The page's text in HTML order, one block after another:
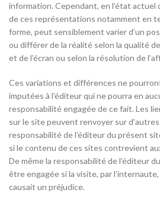
information. Cependant, en l’état actuel
de ces représentations notamment en
forme, peut sensiblement varier d’un
ou différer de la réalité selon la qualité
et de l’écran ou selon la résolution de
Ces variations et différences ne
imputées à l’éditeur qui ne pourra en
responsabilité engagée de ce fait. Les
sur le site peuvent renvoyer sur
responsabilité de l’éditeur du présent
si le contenu de ces sites contrevient
De même la responsabilité de l’éditeur
être engagée si la visite, par
causait un préjudice.